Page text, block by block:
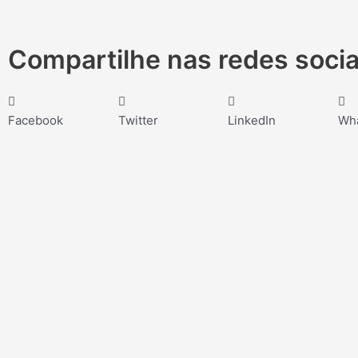
Compartilhe nas redes
Facebook Twitter LinkedIn